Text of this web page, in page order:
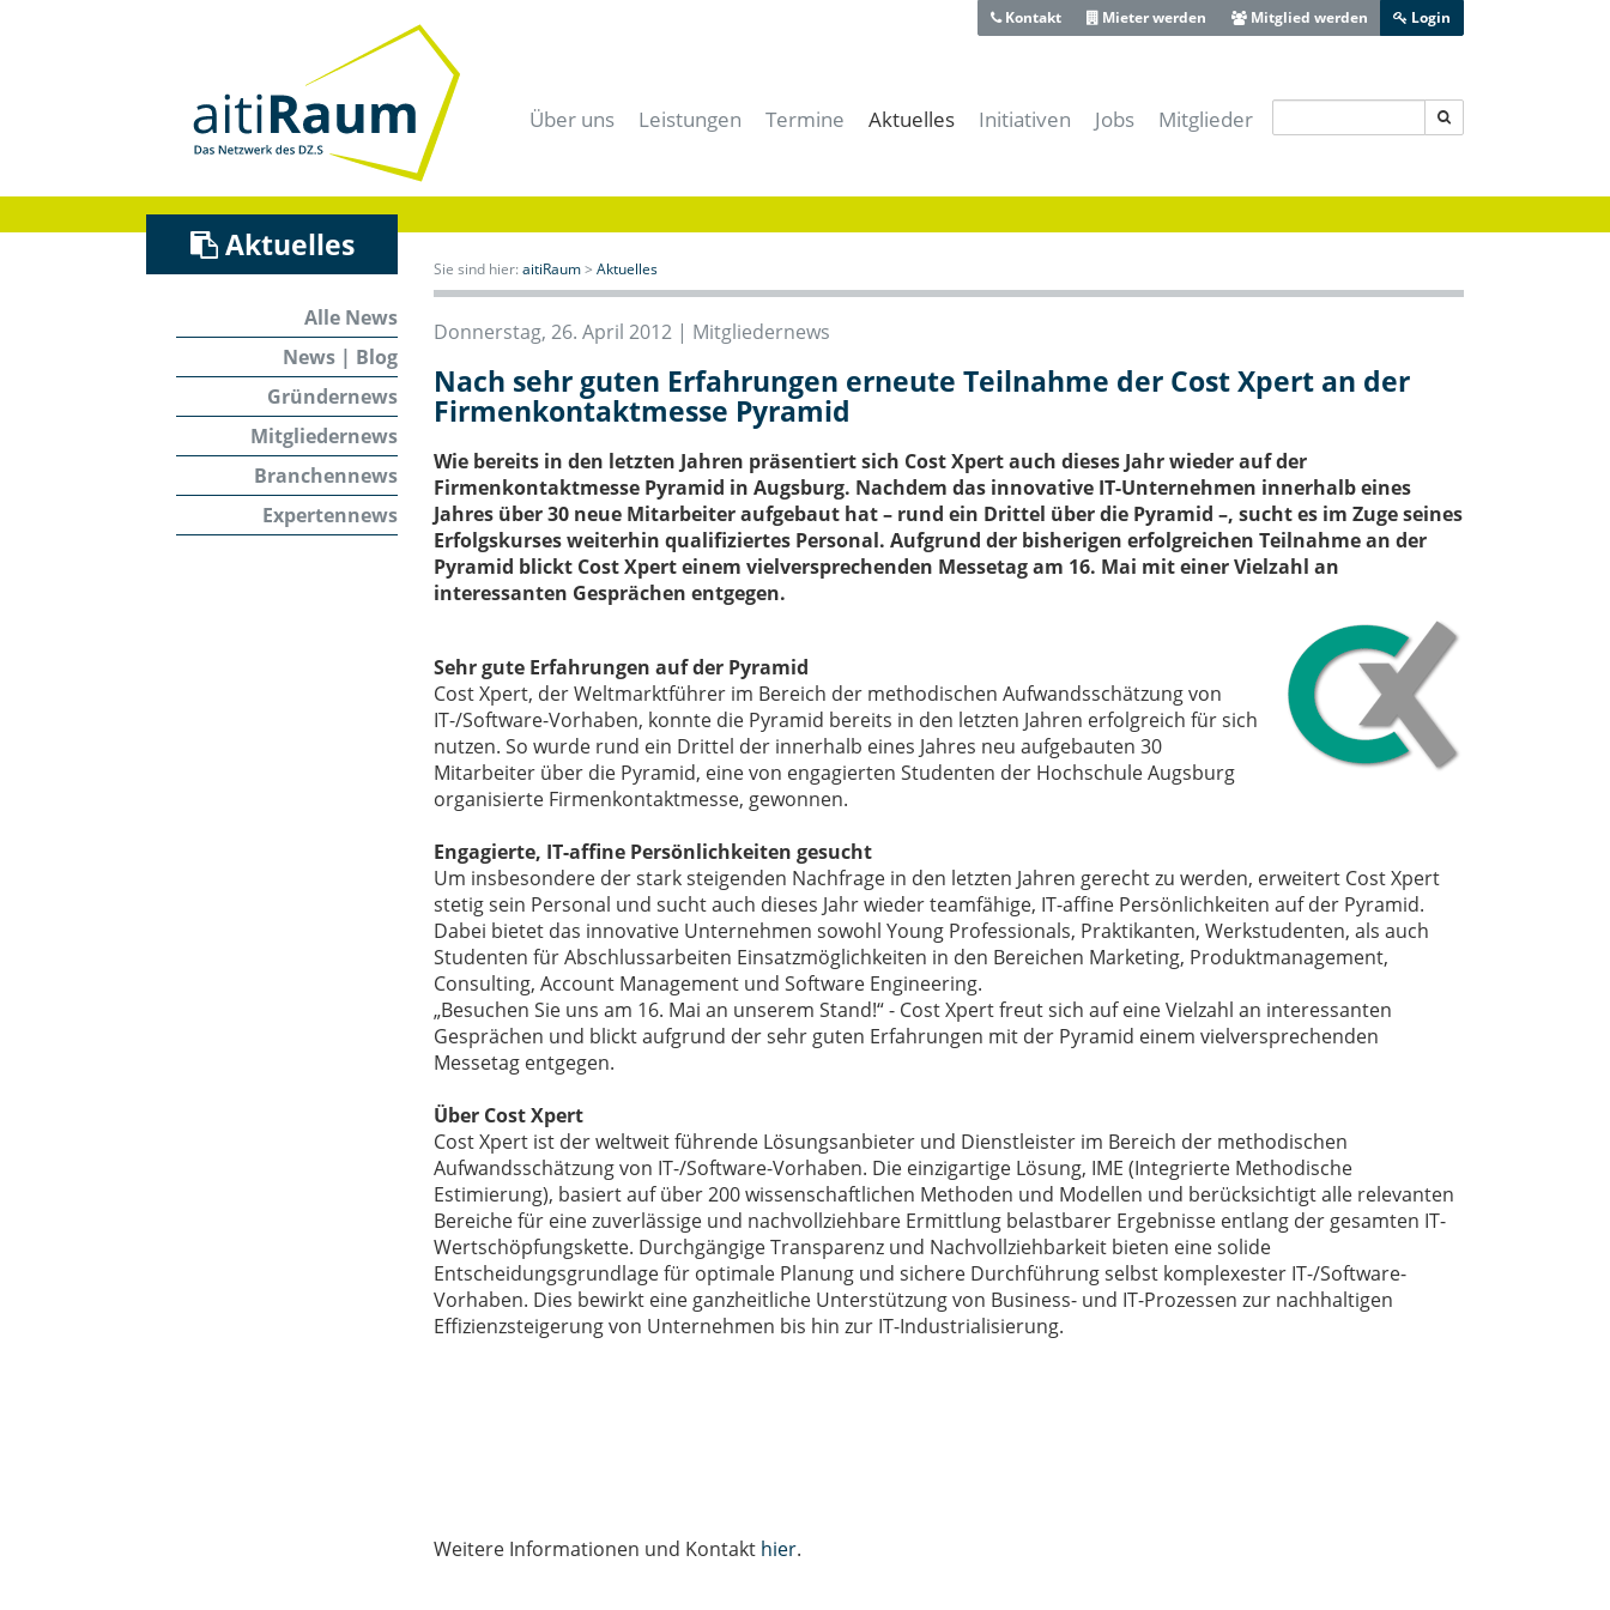
Über uns
Historie
Technologie- und Gründerzentrum
Verein
Förderer und Partner
Presse- und Mediacenter
Leistungen
Für Unternehmer
Für Forschung & Lehre
Für Anwender
Für Studenten & Absolventen
Für Experten
Meeting- & Eventräume mieten
Coworking Space
Termine
aitiRaum Termine
Mitglieder Termine
Aktuelles
News | Blog
Gründernews
Branchennews
Initiativen
Bayerisches IT-Sicherheitscluster e.V.
eBusiness-Lotse Schwaben
Digitales Zentrum Schwaben
Start-Up Augsburg
Jobs Mitglieder
Kontakt Mieter werden Mitglied werden Login
Aktuelles
Alle News
News | Blog
Gründernews
Mitgliedernews
Branchennews
Expertennews
Sie sind hier: aitiRaum> Aktuelles
Donnerstag, 26. April 2012 | Mitgliedernews
Nach sehr guten Erfahrungen erneute Teilnahme der Cost Xpert an der
Firmenkontaktmesse Pyramid
Wie bereits in den letzten Jahren präsentiert sich Cost Xpert auch dieses Jahr wieder auf der
Firmenkontaktmesse Pyramid in Augsburg. Nachdem das innovative IT-Unternehmen innerhalb eines
Jahres über 30 neue Mitarbeiter aufgebaut hat – rund ein Drittel über die Pyramid –, sucht es im Zuge seines
Erfolgskurses weiterhin qualifiziertes Personal. Aufgrund der bisherigen erfolgreichen Teilnahme an der
Pyramid blickt Cost Xpert einem vielversprechenden Messetag am 16. Mai mit einer Vielzahl an
interessanten Gesprächen entgegen.
Sehr gute Erfahrungen auf der Pyramid
Cost Xpert, der Weltmarktführer im Bereich der methodischen Aufwandsschätzung von
IT-/Software-Vorhaben, konnte die Pyramid bereits in den letzten Jahren erfolgreich für sich
nutzen. So wurde rund ein Drittel der innerhalb eines Jahres neu aufgebauten 30
Mitarbeiter über die Pyramid, eine von engagierten Studenten der Hochschule Augsburg
organisierte Firmenkontaktmesse, gewonnen.
Engagierte, IT-affine Persönlichkeiten gesucht
Um insbesondere der stark steigenden Nachfrage in den letzten Jahren gerecht zu werden, erweitert Cost Xpert
stetig sein Personal und sucht auch dieses Jahr wieder teamfähige, IT-affine Persönlichkeiten auf der Pyramid.
Dabei bietet das innovative Unternehmen sowohl Young Professionals, Praktikanten, Werkstudenten, als auch
Studenten für Abschlussarbeiten Einsatzmöglichkeiten in den Bereichen Marketing, Produktmanagement,
Consulting, Account Management und Software Engineering.
„Besuchen Sie uns am 16. Mai an unserem Stand!“ - Cost Xpert freut sich auf eine Vielzahl an interessanten
Gesprächen und blickt aufgrund der sehr guten Erfahrungen mit der Pyramid einem vielversprechenden
Messetag entgegen.
Über Cost Xpert
Cost Xpert ist der weltweit führende Lösungsanbieter und Dienstleister im Bereich der methodischen
Aufwandsschätzung von IT-/Software-Vorhaben. Die einzigartige Lösung, IME (Integrierte Methodische
Estimierung), basiert auf über 200 wissenschaftlichen Methoden und Modellen und berücksichtigt alle relevanten
Bereiche für eine zuverlässige und nachvollziehbare Ermittlung belastbarer Ergebnisse entlang der gesamten IT-
Wertschöpfungskette. Durchgängige Transparenz und Nachvollziehbarkeit bieten eine solide
Entscheidungsgrundlage für optimale Planung und sichere Durchführung selbst komplexester IT-/Software-
Vorhaben. Dies bewirkt eine ganzheitliche Unterstützung von Business- und IT-Prozessen zur nachhaltigen
Effizienzsteigerung von Unternehmen bis hin zur IT-Industrialisierung.
Weitere Informationen und Kontakt hier.